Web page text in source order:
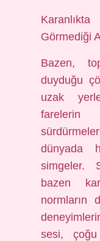
Görmediği
Bazen,
duyduğu
uzak
farelerin
dünyada
simgeler.
bazen
normların
sesi,